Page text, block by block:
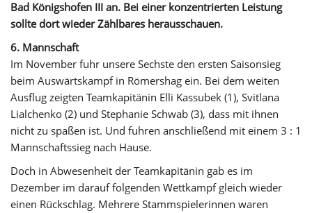
Bad Königshofen III an. Bei einer konzentrierten Leistung
sollte dort wieder Zählbares herausschauen.
6. Mannschaft
Im November fuhr unsere Sechste den ersten Saisonsieg
beim Auswärtskampf in Römershag ein. Bei dem weiten
Ausflug zeigten Teamkapitänin Elli Kassubek (1), Svitlana
Lialchenko (2) und Stephanie Schwab (3), dass mit ihnen
nicht zu spaßen ist. Und fuhren anschließend mit einem 3 : 1
Mannschaftssieg nach Hause.
Doch in Abwesenheit der Teamkapitänin gab es im
Dezember im darauf folgenden Wettkampf gleich wieder
einen Rückschlag. Mehrere Stammspielerinnen waren